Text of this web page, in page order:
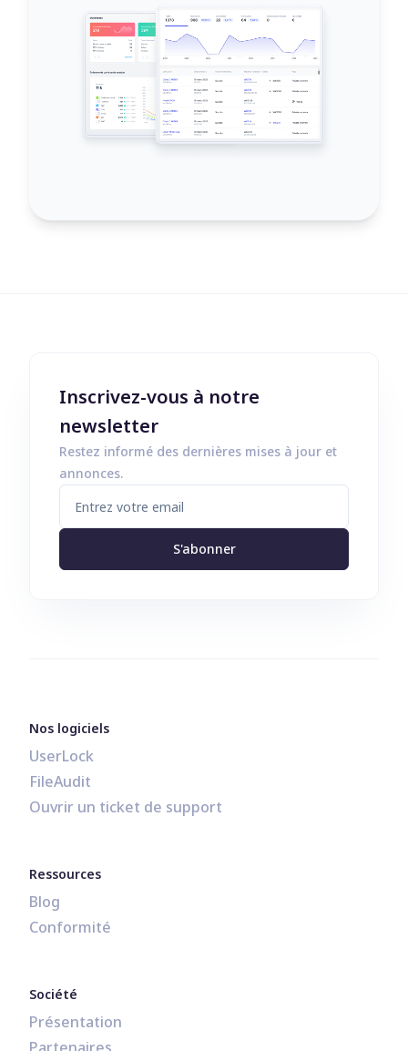
Inscrivez-vous à notre
newsletter
Restez informé des dernières mises à jour et
annonces.
S'abonner
Nos logiciels
UserLock
FileAudit
Ouvrir un ticket de support
Ressources
Blog
Conformité
Société
Présentation